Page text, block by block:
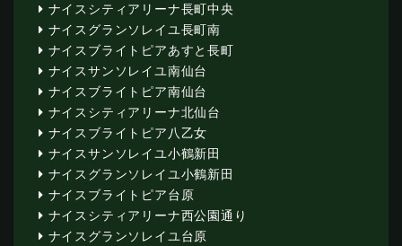
ナイスシティアリーナ長町中央
ナイスグランソレイユ長町南
ナイスブライトピアあすと長町
ナイスサンソレイユ南仙台
ナイスブライトピア南仙台
ナイスシティアリーナ北仙台
ナイスブライトピア八乙女
ナイスサンソレイユ小鶴新田
ナイスグランソレイユ小鶴新田
ナイスブライトピア台原
ナイスシティアリーナ西公園通り
ナイスグランソレイユ台原